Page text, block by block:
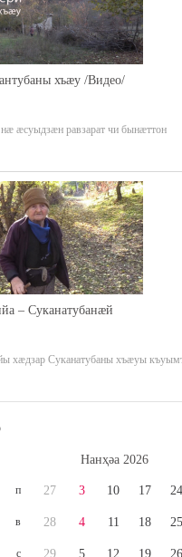
хъæу /Видео/
æсуыдзæн равзарат чи бынæттон
– Суканатубанæй
хæдзар Суканатубаны хъæуы
Нaнҳәa 2026
п
в
с
27
28
29
3
4
5
10
11
12
17
18
19
24
25
26